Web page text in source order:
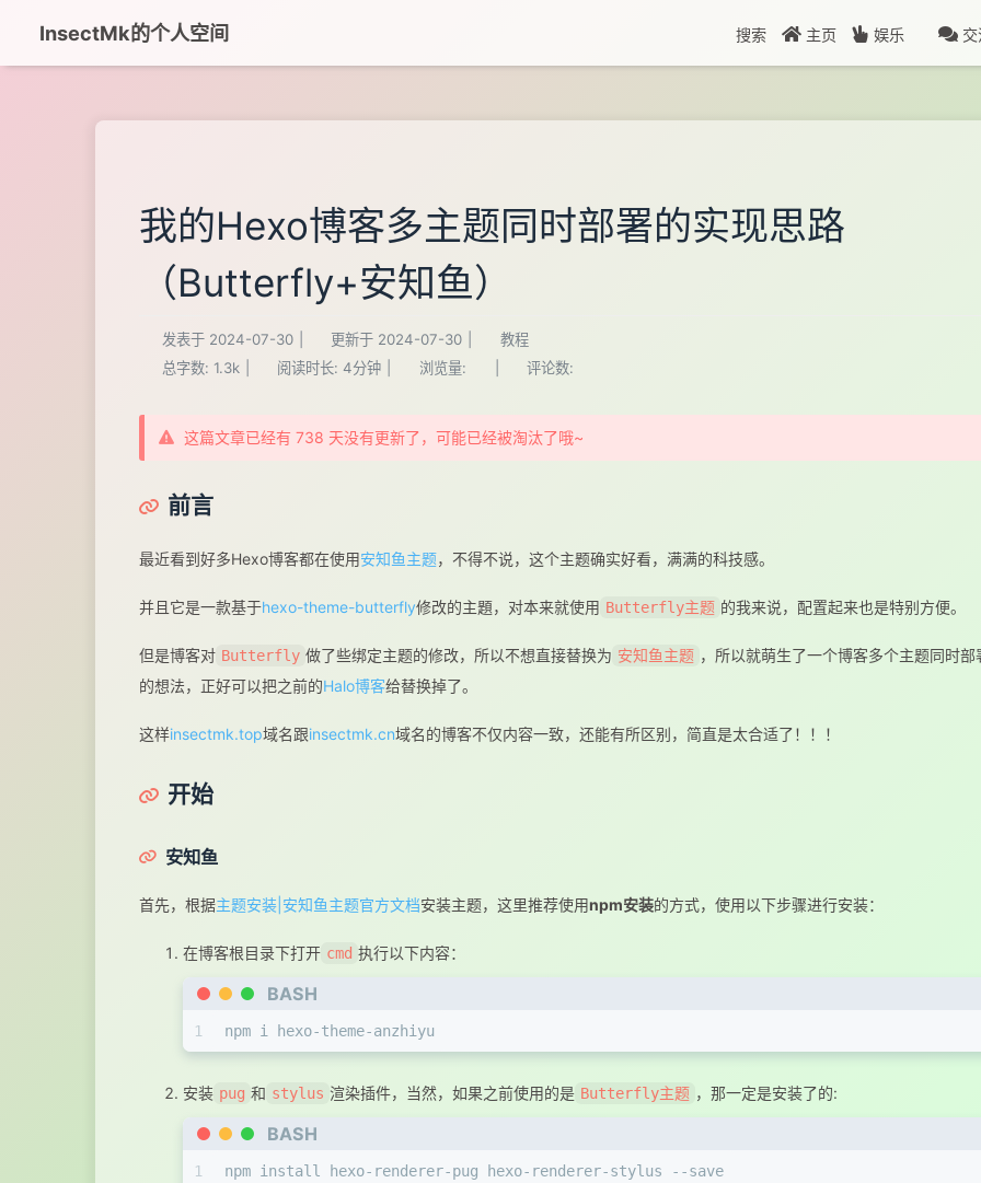
InsectMk的个人空间 搜索 主页 娱乐
我的Hexo博客多主题同时部署的实现思路
（Butterfly+安知鱼）
发表于 2024-07-30 更新于 2024-07-30
教程
总字数: 1.3k 阅读时长: 4分钟 浏览量: 评论数:
这篇文章已经有 738 天没有更新了，可能已经被淘汰了哦~
前言
最近看到好多Hexo博客都在使用安知鱼主题，不得不说，这个主题确实好看，满满的科技感。
并且它是一款基于hexo-theme-butterfly修改的主題，对本来就使用 Butterfly主题 的我来说，配置起来也是特别方便。
但是博客对 Butterfly 做了些绑定主题的修改，所以不想直接替换为 安知鱼主题 ，所以就萌生了一个博客多个主题同时部
的想法，正好可以把之前的Halo博客给替换掉了。
这样insectmk.top域名跟insectmk.cn域名的博客不仅内容一致，还能有所区别，简直是太合适了！！！
开始
安知鱼
首先，根据主题安装|安知鱼主题官方文档安装主题，这里推荐使用npm安装的方式，使用以下步骤进行安装：
在博客根目录下打开 cmd 执行以下内容：
BASH
1 npm i hexo-theme-anzhiyu
安装 pug 和 stylus 渲染插件，当然，如果之前使用的是 Butterfly主题 ，那一定是安装了的:
BASH
1 npm install hexo-renderer-pug hexo-renderer-stylus --save